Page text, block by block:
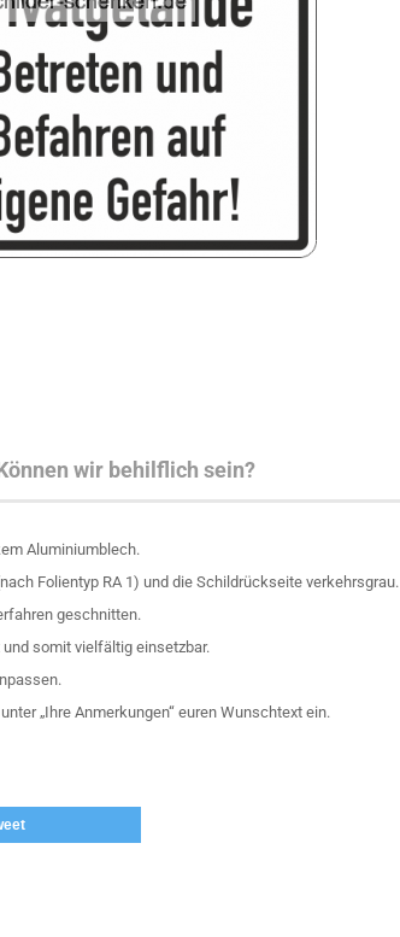
wir behilflich sein?
Aluminiumblech.
Folientyp RA 1) und die Schildrückseite verkehrsgrau.
geschnitten.
somit vielfältig einsetzbar.
„Ihre Anmerkungen“ euren Wunschtext ein.